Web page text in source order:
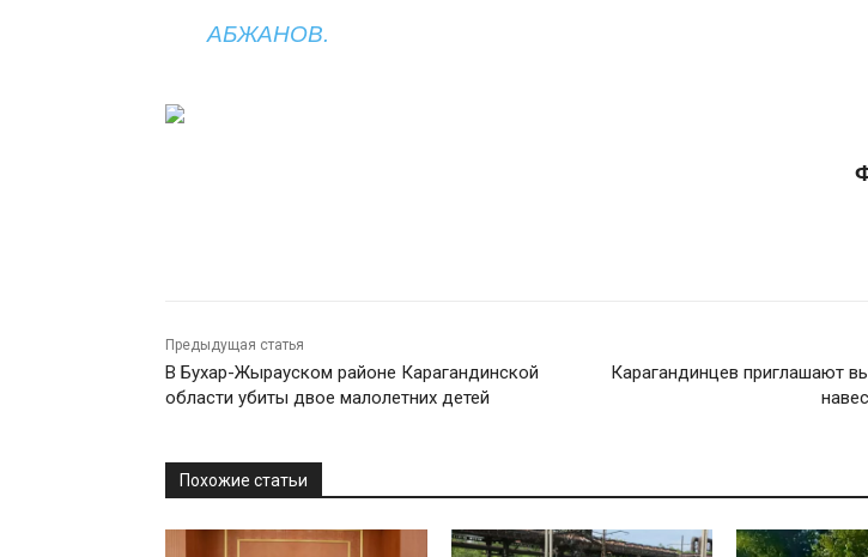
АБЖАНОВ.
Предыдущая статья
В Бухар-Жырауском районе Карагандинской
области убиты двое малолетних детей
Карагандинцев приглашают
Похожие статьи